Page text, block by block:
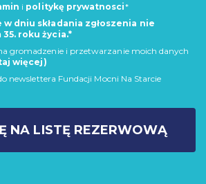
i politykę prywatnosci*
w dniu składania zgłoszenia nie
35. roku życia.*
gromadzenie i przetwarzanie moich danych
więcej)
newslettera Fundacji Mocni Na Starcie
NA LISTĘ REZERWOWĄ